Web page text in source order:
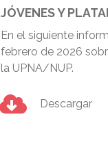
JÓVENES Y
En el siguiente
febrero de 2026
la UPNA/NUP.
Descargar